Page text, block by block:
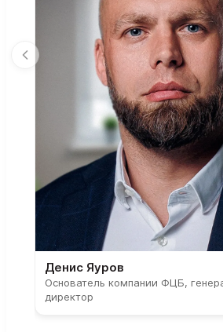
Денис Яуров
Основатель компании ФЦБ,
директор